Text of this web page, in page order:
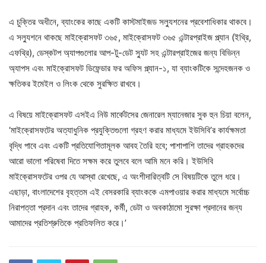
এ চুক্তির অধীনে, ব্যাংকের কাছে একটি কাস্টমাইজড সল্যুশনের প্রবেশাধিকার থাকবে।
এ সল্যুশনে থাকছে মাইক্রোসফট ৩৬৫, মাইক্রোসফট ৩৬৫ এন্টারপ্রাইজ প্ল্যান (ইথ্রি,
এফথ্রি), ডেস্কটপ অ্যাপগুলোর আপ-টু-ডেট স্যুট সহ এন্টারপ্রাইজের জন্য বিভিন্ন
অ্যাপস এবং মাইক্রোসফট ডিফেন্ডার ফর অফিস প্ল্যান-১, যা ব্যাংকটিকে সন্দেহজনক ও
ক্ষতিকর ইমেইল ও লিংক থেকে সুরক্ষিত রাখবে।
এ বিষয়ে মাইক্রোসফট এসইএ নিউ মার্কেটসের জেনারেল ম্যানেজার সুক হুন চিয়া বলেন,
‘মাইক্রোসফটের অত্যাধুনিক প্রযুক্তিগুলো গ্রহণ করার মাধ্যমে ইউসিবি’র কার্যক্ষমতা
বৃদ্ধি পাবে এবং একটি প্রতিযোগিতামূলক আবহ তৈরি হবে; পাশাপাশি তাদের গ্রাহকদের
আরো ভালো পরিষেবা দিতে সক্ষম করে তুলবে বলে আমি মনে করি। ইউসিবি
মাইক্রোসফটের ওপর যে আস্থা রেখেছে, এ অংশীদারিত্বটি সে বিষয়টিকে তুলে ধরে।
এছাড়া, বাংলাদেশের বৃহত্তম এই বেসরকারি ব্যাংককে এমপাওয়ার করার মাধ্যমে সর্বোচ্চ
নিরাপত্তা প্রদান এবং তাদের গ্রাহক, কর্মী, ডেটা ও অবকাঠামো সুরক্ষা প্রদানের জন্য
আমাদের প্রতিশ্রুতিকে প্রতিফলিত করে।’